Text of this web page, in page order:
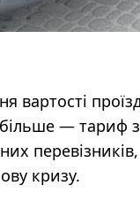
вартості
— тариф
кризу.